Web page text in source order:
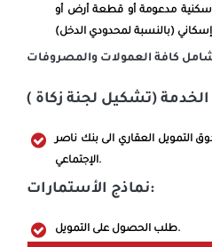
مدعومة أو قطعة أرض أو
التمويل العقاري الى بنك ناصر
الإجتماعي.
نماذج الأستمارات:
طلب الحصول على التمويل.